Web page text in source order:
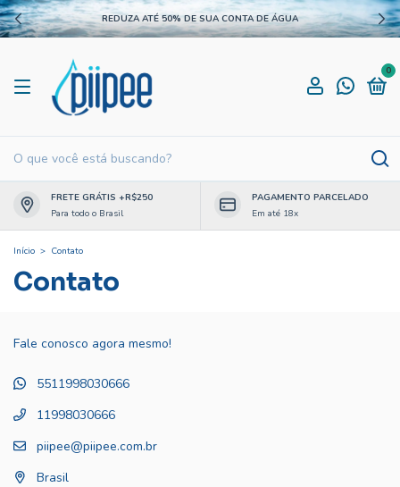
REDUZA ATÉ 50% DE SUA CONTA DE ÁGUA
0
FRETE GRÁTIS +R$250
Para todo o Brasil
PAGAMENTO PARCELADO
Em até 18x
Início > Contato
Contato
Fale conosco agora mesmo!
5511998030666
11998030666
piipee@piipee.com.br
Brasil